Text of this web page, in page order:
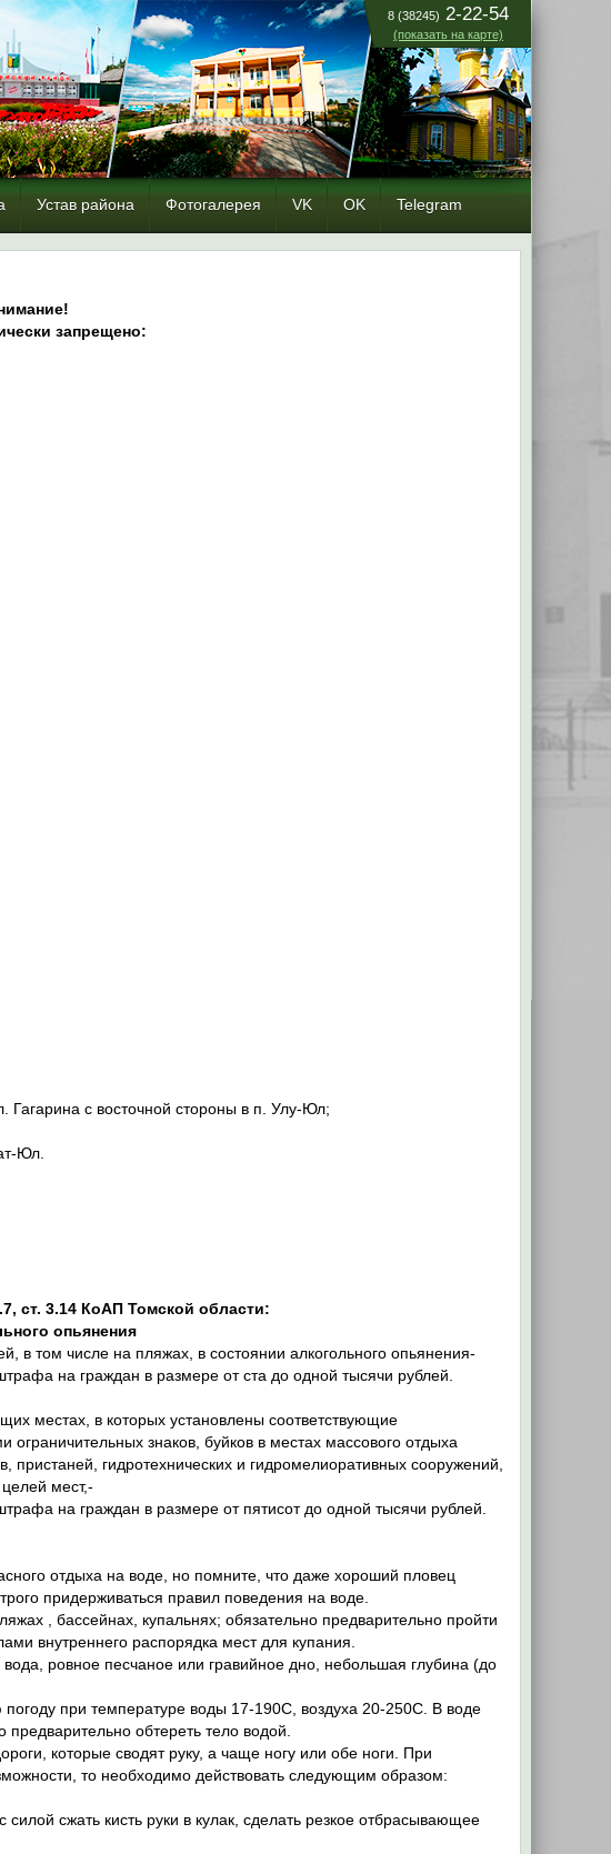
8 (38245) 2-22-54
(показать на карте)
Устав района Фотогалерея VK OK Telegram
запрещено:
Гагарина с восточной стороны в п. Улу-Юл;
Юл.
ст. 3.14 КоАП Томской области:
опьянения
в том числе на пляжах, в состоянии алкогольного опьянения-
на граждан в размере от ста до одной тысячи рублей.
местах, в которых установлены соответствующие
знаков, буйков в местах массового отдыха
гидротехнических и гидромелиоративных сооружений,
мест,-
на граждан в размере от пятисот до одной тысячи рублей.
отдыха на воде, но помните, что даже хороший пловец
придерживаться правил поведения на воде.
, бассейнах, купальнях; обязательно предварительно пройти
внутреннего распорядка мест для купания.
ровное песчаное или гравийное дно, небольшая глубина (до
при температуре воды 17-190С, воздуха 20-250С. В воде
обтереть тело водой.
которые сводят руку, а чаще ногу или обе ноги. При
то необходимо действовать следующим образом:
сжать кисть руки в кулак, сделать резкое отбрасывающее